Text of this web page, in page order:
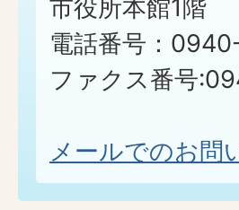
市役所本館1階
電話番号：
ファクス番号
メールでのお問